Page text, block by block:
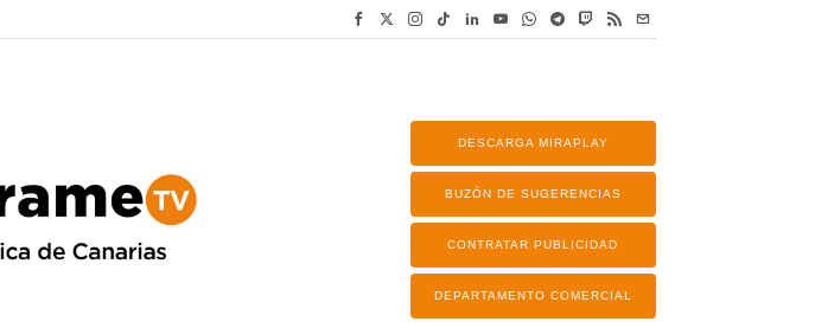
DESCARGA MIRAPLAY
BUZÓN DE SUGERENCIAS
CONTRATAR PUBLICIDAD
DEPARTAMENTO COMERCIAL